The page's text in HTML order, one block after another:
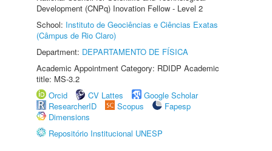
Development (CNPq) Inovation Fellow - Level 2
School: Instituto de Geociências e Ciências Exatas
(Câmpus de Rio Claro)
Department: DEPARTAMENTO DE FÍSICA
Academic Appointment Category: RDIDP Academic
title: MS-3.2
Orcid
CV Lattes
Google Scholar
ResearcherID
Scopus
Fapesp
Dimensions
Repositório Institucional UNESP